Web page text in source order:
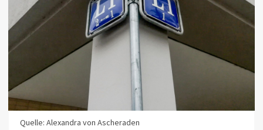
Quelle: Alexandra von Ascheraden